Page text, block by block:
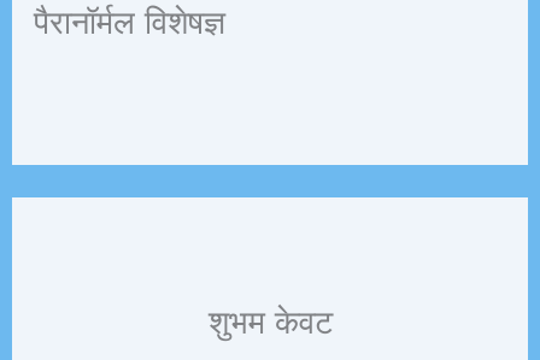
पैरानॉर्मल विशेषज्ञ
शुभम केवट